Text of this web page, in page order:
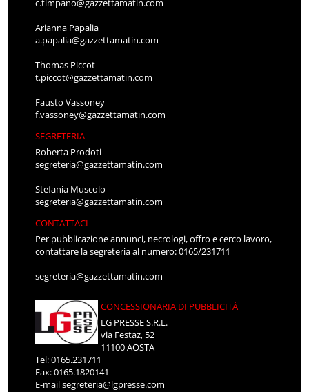
c.timpano@gazzettamatin.com
Arianna Papalia
a.papalia@gazzettamatin.com
Thomas Piccot
t.piccot@gazzettamatin.com
Fausto Vassoney
f.vassoney@gazzettamatin.com
SEGRETERIA
Roberta Prodoti
segreteria@gazzettamatin.com
Stefania Muscolo
segreteria@gazzettamatin.com
CONTATTACI
Per pubblicazione annunci, necrologi, offro e cerco lavoro,
contattare la segreteria al numero: 0165/231711
segreteria@gazzettamatin.com
CONCESSIONARIA DI PUBBLICITÀ
LG PRESSE S.R.L.
via Festaz, 52
11100 AOSTA
Tel: 0165.231711
Fax: 0165.1820141
E-mailsegreteria@lgpresse.com